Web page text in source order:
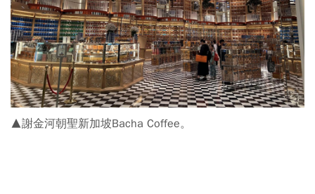
▲謝金河朝聖新加坡Bacha Coffee。